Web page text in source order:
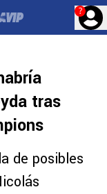
?
tras
de posibles